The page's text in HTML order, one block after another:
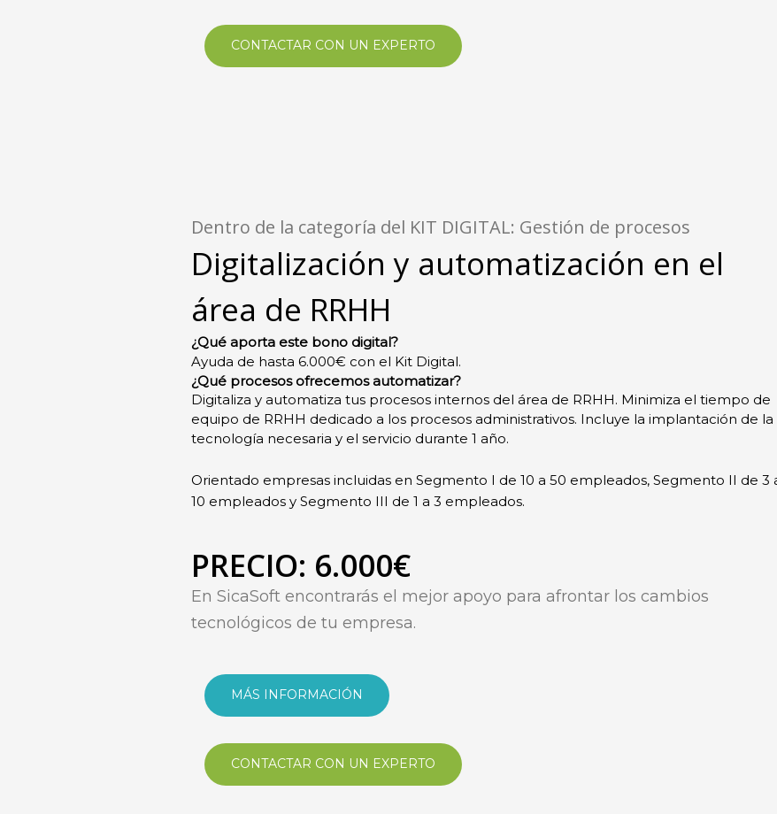
CONTACTAR CON UN EXPERTO
Dentro de la categoría del KIT DIGITAL: Gestión de procesos
Digitalización y automatización en el
área de RRHH
¿Qué aporta este bono digital?
Ayuda de hasta 6.000€ con el Kit Digital.
¿Qué procesos ofrecemos automatizar?
Digitaliza y automatiza tus procesos internos del área de RRHH. Minimiza el tiempo de
equipo de RRHH dedicado a los procesos administrativos. Incluye la implantación de la
tecnología necesaria y el servicio durante 1 año.
Orientado empresas incluidas en Segmento I de 10 a 50 empleados, Segmento II de 3
10 empleados y Segmento III de 1 a 3 empleados.
PRECIO: 6.000€
En SicaSoft encontrarás el mejor apoyo para afrontar los cambios
tecnológicos de tu empresa.
MÁS INFORMACIÓN
CONTACTAR CON UN EXPERTO